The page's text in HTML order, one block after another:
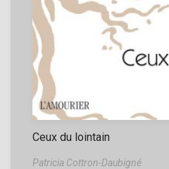
Ceux du lointain
Patricia Cottron-Daubigné